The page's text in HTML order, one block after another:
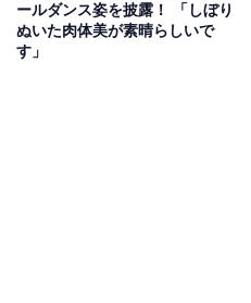
ールダンス姿を披露！ 「しぼり
ぬいた肉体美が素晴らしいで
す」